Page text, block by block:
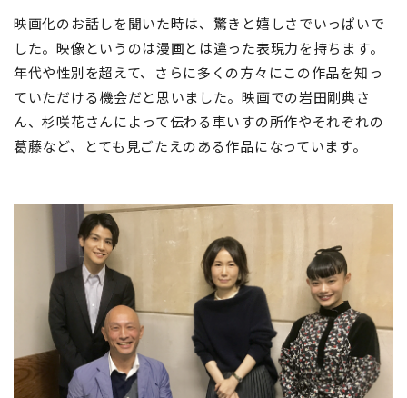
映画化のお話しを聞いた時は、驚きと嬉しさでいっぱいで
した。映像というのは漫画とは違った表現力を持ちます。
年代や性別を超えて、さらに多くの方々にこの作品を知っ
ていただける機会だと思いました。映画での岩田剛典さ
ん、杉咲花さんによって伝わる車いすの所作やそれぞれの
葛藤など、とても見ごたえのある作品になっています。